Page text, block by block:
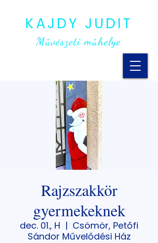
KAJDY JUDIT
Művészeti műhelye
Rajzszakkör
gyermekeknek
dec. 01., H
  |
Csömör, Petőfi
Sándor Művelődési Ház